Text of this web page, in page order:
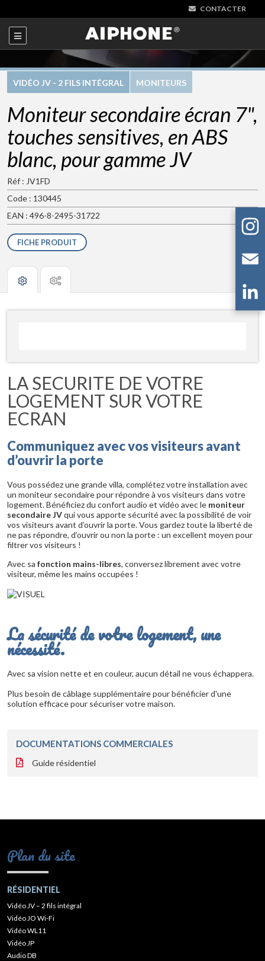
CONTACTER
VIDÉO JV - 2 FILS INTÉGRAL MONITEURS
Moniteur secondaire écran 7",
touches sensitives, en ABS
blanc, pour gamme JV
Réf : JV1FD
Code : 130445
EAN : 496-8-2495-31722
FICHE PRODUIT
LA SECURITE DE VOTRE
LOGEMENT SUR VOTRE
ECRAN
Communiquez avec vos visiteurs avant
d’ouvrir la porte
Vous possédez une grande villa, complétez votre installation avec
un moniteur secondaire pour répondre à vos visiteurs dans votre
logement. Bénéficiez du confort audio et vidéo avec le moniteur
secondaire JVqui vous apporte sécurité avec la possibilité de voir
vos visiteurs avant d’ouvrir la porte. Vous gardez toute la liberté de
ne pas répondre, d’ouvrir ou non la porte : un excellent moyen pour
filtrer vos visiteurs !
Avec sa fonction mains-libres, conversez librement avec votre
visiteur, même les mains occupées !
La sécurité de votre logement, une
nécessité.
Avec sa vision nette et en couleur, aucun détail ne vous échappera.
Plus besoin de câblage supplémentaire pour bénéficier d'une
solution efficace pour sécuriser votre maison.
DOCUMENTATIONS COMMERCIALES
Guide résidentiel
Plan du site
RÉSIDENTIEL
Vidéo JV – 2 fils intégral
Vidéo JO Wi-Fi
Vidéo WL11
Vidéo JP
Audio DB